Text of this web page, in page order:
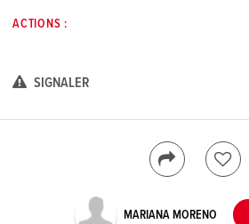
ACTIONS :
SIGNALER
MARIANA MORENO